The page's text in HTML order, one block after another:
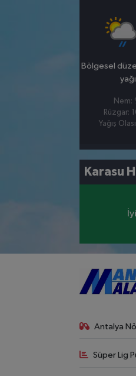
Bölgesel
Nem:
Rüzgar:
Yağış
Karasu
İyi
Antalya
Süper Lig